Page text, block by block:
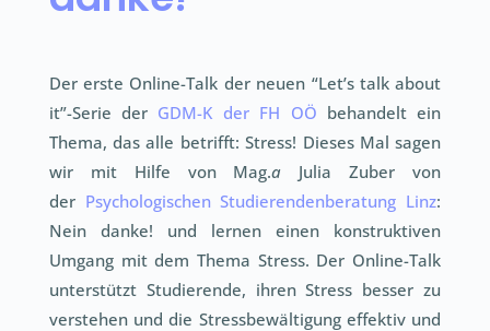
Der erste Online-Talk der neuen “Let’s talk about
it”-Serie der GDM-K der FH OÖ behandelt ein
Thema, das alle betrifft: Stress! Dieses Mal sagen
wir mit Hilfe von Mag.a Julia Zuber von
der Psychologischen Studierendenberatung Linz:
Nein danke! und lernen einen konstruktiven
Umgang mit dem Thema Stress. Der Online-Talk
unterstützt Studierende, ihren Stress besser zu
verstehen und die Stressbewältigung effektiv und